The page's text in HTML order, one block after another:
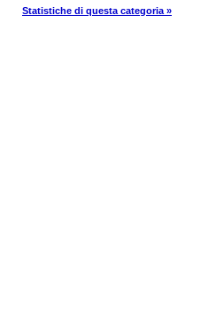
Statistiche di questa categoria »